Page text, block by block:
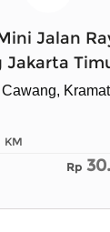
Jalan
Jakarta
KM
Rp